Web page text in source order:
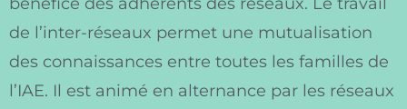
de l’inter-réseaux permet une mutualisation
des connaissances entre toutes les familles de
l’IAE. Il est animé en alternance par les réseaux